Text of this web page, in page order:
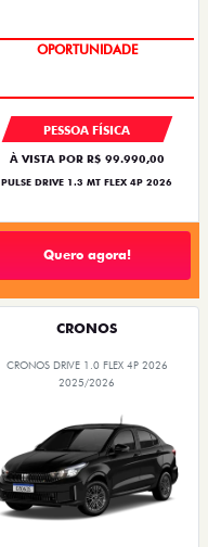
NOVA VERSÃO
PESSOA FÍSICA
À VISTA POR R$ 99.990,00
PULSE DRIVE 1.3 MT FLEX 4P 2026
Quero agora!
CRONOS
CRONOS DRIVE 1.0 FLEX 4P 2026
2025/2026